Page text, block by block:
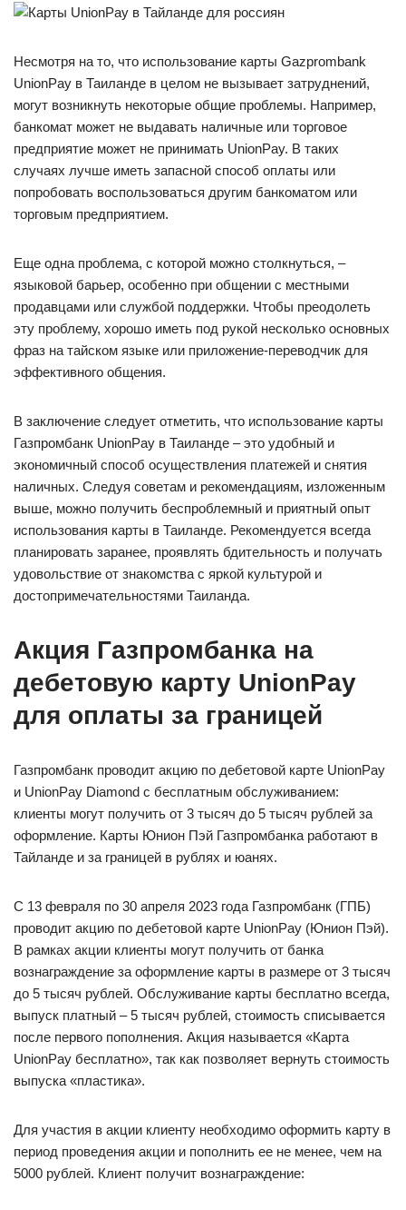
Несмотря на то, что использование карты Gazprombank
UnionPay в Таиланде в целом не вызывает затруднений,
могут возникнуть некоторые общие проблемы. Например,
банкомат может не выдавать наличные или торговое
предприятие может не принимать UnionPay. В таких
случаях лучше иметь запасной способ оплаты или
попробовать воспользоваться другим банкоматом или
торговым предприятием.
Еще одна проблема, с которой можно столкнуться, –
языковой барьер, особенно при общении с местными
продавцами или службой поддержки. Чтобы преодолеть
эту проблему, хорошо иметь под рукой несколько основных
фраз на тайском языке или приложение-переводчик для
эффективного общения.
В заключение следует отметить, что использование карты
Газпромбанк UnionPay в Таиланде – это удобный и
экономичный способ осуществления платежей и снятия
наличных. Следуя советам и рекомендациям, изложенным
выше, можно получить беспроблемный и приятный опыт
использования карты в Таиланде. Рекомендуется всегда
планировать заранее, проявлять бдительность и получать
удовольствие от знакомства с яркой культурой и
достопримечательностями Таиланда.
Акция Газпромбанка на
дебетовую карту UnionPay
для оплаты за границей
Газпромбанк проводит акцию по дебетовой карте UnionPay
и UnionPay Diamond с бесплатным обслуживанием:
клиенты могут получить от 3 тысяч до 5 тысяч рублей за
оформление. Карты Юнион Пэй Газпромбанка работают в
Тайланде и за границей в рублях и юанях.
С 13 февраля по 30 апреля 2023 года Газпромбанк (ГПБ)
проводит акцию по дебетовой карте UnionPay (Юнион Пэй).
В рамках акции клиенты могут получить от банка
вознаграждение за оформление карты в размере от 3 тысяч
до 5 тысяч рублей. Обслуживание карты бесплатно всегда,
выпуск платный – 5 тысяч рублей, стоимость списывается
после первого пополнения. Акция называется «Карта
UnionPay бесплатно», так как позволяет вернуть стоимость
выпуска «пластика».
Для участия в акции клиенту необходимо оформить карту в
период проведения акции и пополнить ее не менее, чем на
5000 рублей. Клиент получит вознаграждение: